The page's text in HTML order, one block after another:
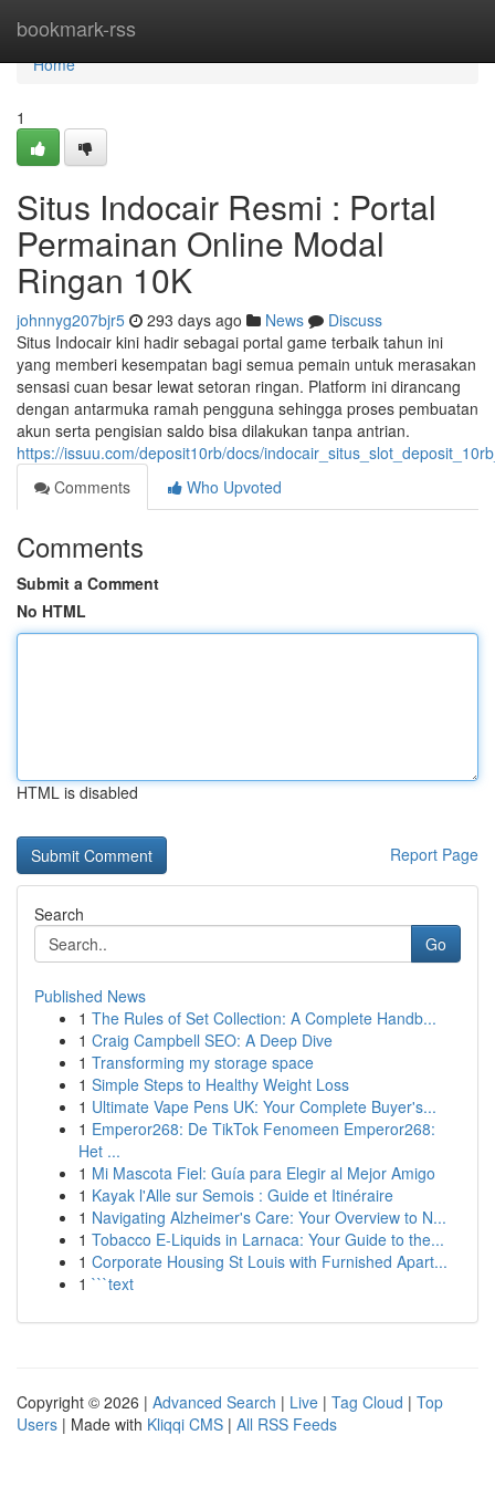
bookmark-rss
Home
Home
1
Situs Indocair Resmi : Portal
Permainan Online Modal
Ringan 10K
johnnyg207bjr5 293 days ago News
Discuss
Situs Indocair kini hadir sebagai portal game terbaik tahun ini
yang memberi kesempatan bagi semua pemain untuk merasakan
sensasi cuan besar lewat setoran ringan. Platform ini dirancang
dengan antarmuka ramah pengguna sehingga proses pembuatan
akun serta pengisian saldo bisa dilakukan tanpa antrian.
https://issuu.com/deposit10rb/docs/
Comments
Who Upvoted
Comments
Submit a Comment
No HTML
HTML is disabled
Report Page
Search
Go
Published News
1 The Rules of Set Collection: A Complete Handb...
1 Craig Campbell SEO: A Deep Dive
1 Transforming my storage space
1 Simple Steps to Healthy Weight Loss
1 Ultimate Vape Pens UK: Your Complete Buyer's...
1 Emperor268: De TikTok Fenomeen Emperor268:
Het ...
1 Mi Mascota Fiel: Guía para Elegir al Mejor Amigo
1 Kayak l'Alle sur Semois : Guide et Itinéraire
1 Navigating Alzheimer's Care: Your Overview to N...
1 Tobacco E-Liquids in Larnaca: Your Guide to the...
1 Corporate Housing St Louis with Furnished Apart...
1 ```text
Copyright © 2026 | Advanced Search | Live | Tag Cloud | Top
Users | Made with Kliqqi CMS | All RSS Feeds